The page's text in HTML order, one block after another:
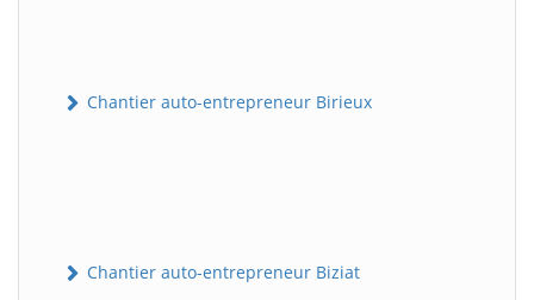
Chantier auto-entrepreneur Birieux
Chantier auto-entrepreneur Biziat